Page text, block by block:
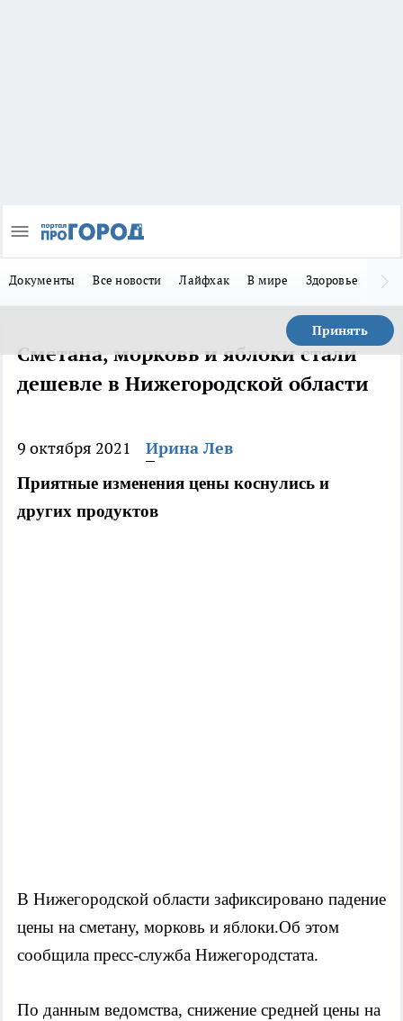
Документы Все новости Лайфхак В мире Здоровье
Принять
Сметана, морковь и яблоки стали
дешевле в Нижегородской области
9 октября 2021 Ирина Лев
Приятные изменения цены коснулись и
других продуктов
В Нижегородской области зафиксировано падение
цены на сметану, морковь и яблоки.Об этом
сообщила пресс-служба Нижегородстата.
По данным ведомства, снижение средней цены на